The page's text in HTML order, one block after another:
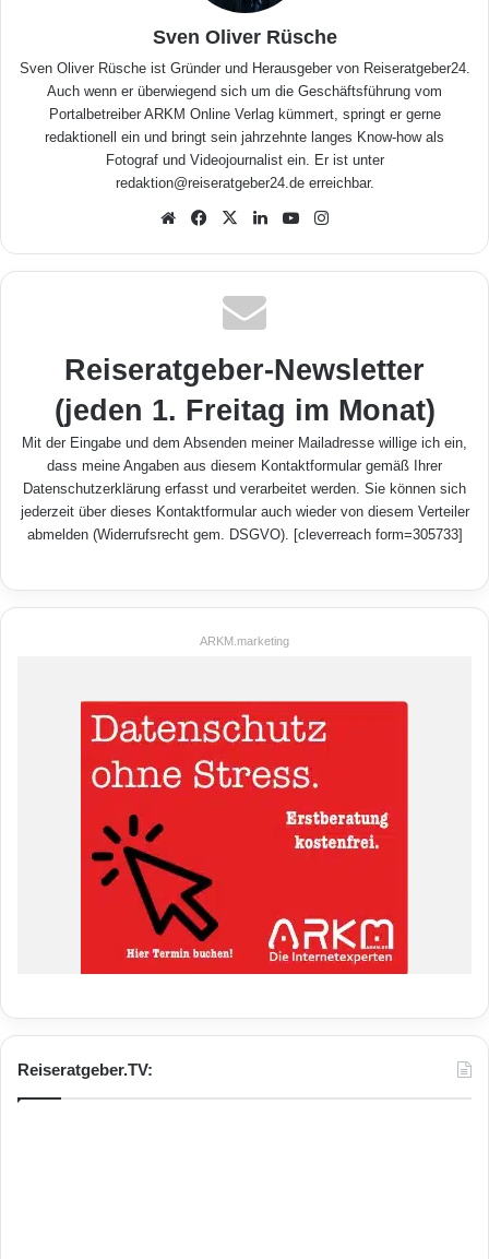
Sven Oliver Rüsche
Sven Oliver Rüsche ist Gründer und Herausgeber von Reiseratgeber24.
Auch wenn er überwiegend sich um die Geschäftsführung vom
Portalbetreiber ARKM Online Verlag kümmert, springt er gerne
redaktionell ein und bringt sein jahrzehnte langes Know-how als
Fotograf und Videojournalist ein. Er ist unter
redaktion@reiseratgeber24.de erreichbar.
We
ite
Fa
ook
X
Lin
In
Yo
be am
Reiseratgeber-Newsletter
(jeden 1. Freitag im Monat)
Mit der Eingabe und dem Absenden meiner Mailadresse willige ich ein,
dass meine Angaben aus diesem Kontaktformular gemäß Ihrer
Datenschutzerklärung erfasst und verarbeitet werden. Sie können sich
jederzeit über dieses Kontaktformular auch wieder von diesem Verteiler
abmelden (Widerrufsrecht gem. DSGVO). [cleverreach form=305733]
ARKM.marketing
Reiseratgeber.TV: